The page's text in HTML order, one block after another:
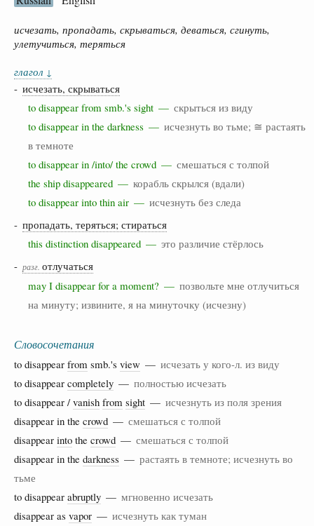
исчезать, пропадать, скрываться, деваться, сгинуть,
улетучиться, теряться
глагол ↓
- исчезать, скрываться
to disappear from smb.'s sight — скрыться из виду
to disappear in the darkness — исчезнуть во тьме; ≅ растаять
в темноте
to disappear in /into/ the crowd — смешаться с толпой
the ship disappeared — корабль скрылся (вдали)
to disappear into thin air — исчезнуть без следа
- пропадать, теряться; стираться
this distinction disappeared — это различие стёрлось
- разг. отлучаться
may I disappear for a moment? — позвольте мне отлучиться
на минуту; извините, я на минуточку (исчезну)
Словосочетания
to disappear from smb.'s view — исчезать у кого-л. из виду
to disappear completely — полностью исчезать
to disappear / vanish from sight — исчезнуть из поля зрения
disappear in the crowd — смешаться с толпой
disappear into the crowd — смешаться с толпой
disappear in the darkness — растаять в темноте; исчезнуть во
тьме
to disappear abruptly — мгновенно исчезать
disappear as vapor — исчезнуть как туман